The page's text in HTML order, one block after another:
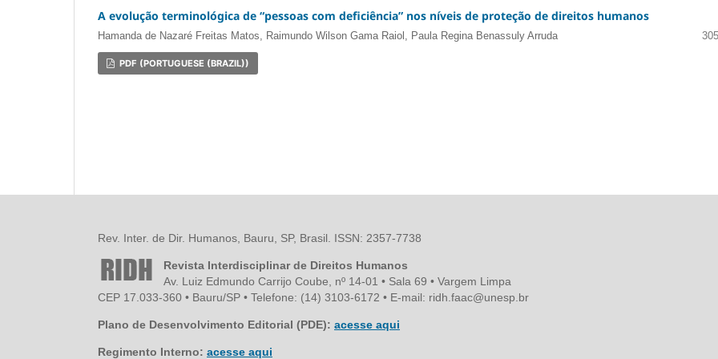
A evolução terminológica de “pessoas com deficiência” nos níveis de proteção de direitos humanos
Hamanda de Nazaré Freitas Matos, Raimundo Wilson Gama Raiol, Paula Regina Benassuly Arruda
PDF (PORTUGUESE (BRAZIL))
Rev. Inter. de Dir. Humanos, Bauru, SP, Brasil. ISSN: 2357-7738
Revista Interdisciplinar de Direitos Humanos
Av. Luiz Edmundo Carrijo Coube, nº 14-01 • Sala 69 • Vargem Limpa
CEP 17.033-360 • Bauru/SP • Telefone: (14) 3103-6172 • E-mail: ridh.faac@unesp.br
Plano de Desenvolvimento Editorial (PDE): acesse aqui
Regimento Interno: acesse aqui